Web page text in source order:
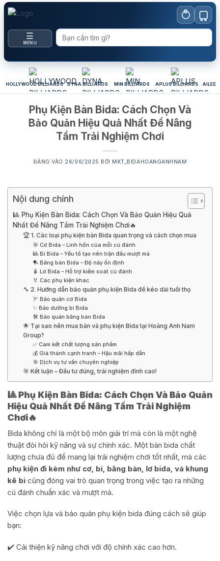
Bỏ
qua
nội
☰
MENU
HOLLYWOOD BILLIARDS DYNA BILLIARDS MIN BILLIARDS APLUS BILLIARDS
Phụ Kiện Bàn Bida: Cách Chọn Và
Bảo Quản Hiệu Quả Nhất Để Nâng
Tầm Trải Nghiệm Chơi
ĐĂNG VÀO 26/06/2025 BỞI MKT_BIDAHOANGANHNAM
Nội dung chính
🎱 Phụ Kiện Bàn Bida: Cách Chọn Và Bảo Quản Hiệu Quả
Nhất Để Nâng Tầm Trải Nghiệm Chơi🔥
🏆 1. Các loại phụ kiện bàn Bida quan trọng và cách chọn mua
🎯 Cơ Bida – Linh hồn của mỗi cú đánh
🎱 Bi Bida – Yếu tố tạo nên trận đấu mượt mà
🏓 Băng bàn Bida – Độ nảy ổn định
🧴 Lơ Bida – Hỗ trợ kiểm soát cú đánh
🏅 Các phụ kiện khác
🔧 2. Hướng dẫn bảo quản phụ kiện Bida để kéo dài tuổi thọ
🏹 Bảo quản cơ Bida
✨ Bảo dưỡng bi Bida
🛠 Bảo quản băng bàn Bida
🌟 Tại sao nên mua bàn và phụ kiện Bida tại Hoàng Anh Nam
Group?
✅ Cam kết chất lượng sản phẩm
💰 Giá thành cạnh tranh – Hậu mãi hấp dẫn
🎯 Dịch vụ tư vấn chuyên nghiệp
🎯 Kết luận – Đầu tư đúng, trải nghiệm đỉnh cao!
🎱 Phụ Kiện Bàn Bida: Cách Chọn Và Bảo Quản
Hiệu Quả Nhất Để Nâng Tầm Trải Nghiệm
Chơi🔥
Bida không chỉ là một bộ môn giải trí mà còn là một nghệ
thuật đòi hỏi kỹ năng và sự chính xác. Một bàn bida chất
lượng chưa đủ để mang lại trải nghiệm chơi tốt nhất, mà các
phụ kiện đi kèm như cơ, bi, băng bàn, lơ bida, và khung
kê bi cũng đóng vai trò quan trọng trong việc tạo ra những
cú đánh chuẩn xác và mượt mà.
Việc chọn lựa và bảo quản phụ kiện bida đúng cách sẽ giúp
bạn:
✔️ Cải thiện kỹ năng chơi với độ chính xác cao hơn.